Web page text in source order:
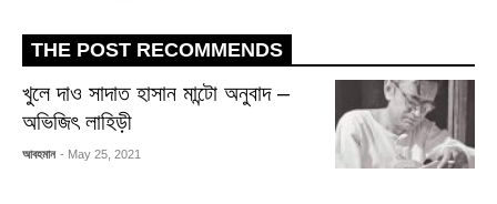
THE POST RECOMMENDS
খুলে দাও সাদাত হাসান মান্টো অনুবাদ –
অভিজিৎ লাহিড়ী
আবহমান - May 25, 2021